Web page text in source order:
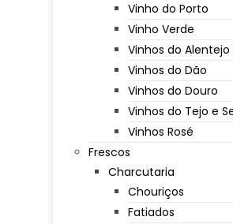
Vinho do Porto
Vinho Verde
Vinhos do Alentejo
Vinhos do Dão
Vinhos do Douro
Vinhos do Tejo e
Vinhos Rosé
Frescos
Charcutaria
Chouriços
Fatiados